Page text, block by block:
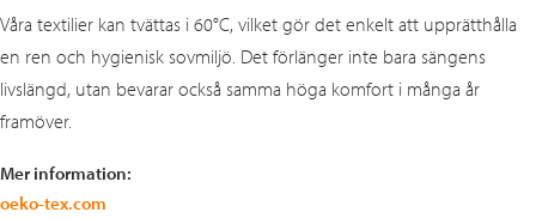
Våra textilier kan tvättas i 60°C, vilket gör det enkelt att upprätthålla
en ren och hygienisk sovmiljö. Det förlänger inte bara sängens
livslängd, utan bevarar också samma höga komfort i många år
framöver.
Mer information:
oeko-tex.com